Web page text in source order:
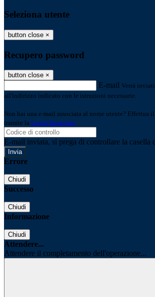
Seleziona utente
button close ×
Recupero password
button close ×
E-mail Verrà
all'indirizzo indicato con le istruzioni necessarie.
Non hai una e-mail associata al nome utente? Effettua
tramite la Login Spaggiari
E-mail inviata, si prega di controllare la casella
Errore
Chiudi
Successo
Chiudi
Informazione
Chiudi
Attendere...
Attendere il completamento dell'operazione...